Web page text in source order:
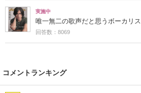
実施中
唯一無二の歌声だと思うボーカリ
回答数：8069
コメントランキング